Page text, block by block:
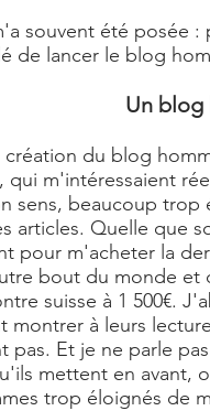
souvent été posée
de lancer le blog
Un
création du blog
qui m'intéressaient
sens, beaucoup
articles. Quelle que
pour m'acheter la
bout du monde et
suisse à 1 500€.
montrer à leurs
pas. Et je ne parle
mettent en avant,
trop éloignés de